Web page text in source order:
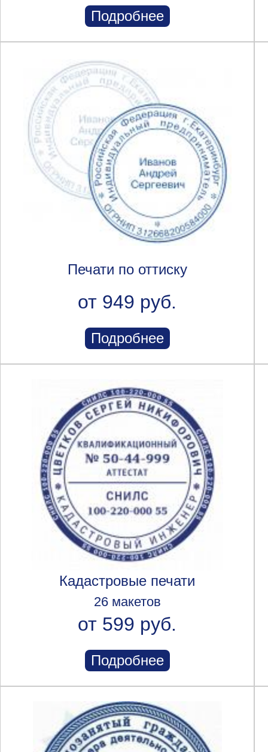
Подробнее
Печати по оттиску
от 949 руб.
Подробнее
Кадастровые печати
26 макетов
от 599 руб.
Подробнее